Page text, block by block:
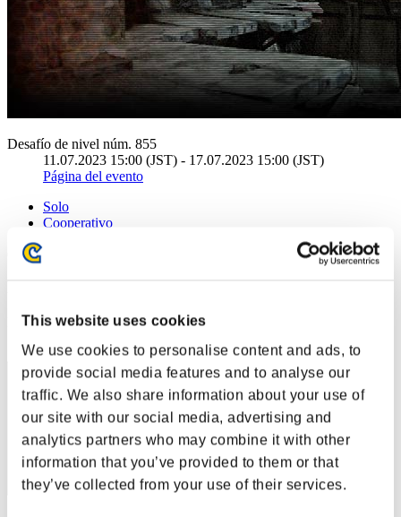
This website uses cookies
We use cookies to personalise content and ads, to
provide social media features and to analyse our
traffic. We also share information about your use of
our site with our social media, advertising and
analytics partners who may combine it with other
information that you’ve provided to them or that
they’ve collected from your use of their services.
Desafío de nivel núm. 855
11.07.2023 15:00 (JST) - 17.07.2023 15:00 (JST)
Página del evento
Solo
Cooperativo
(Los rankings se actualizan cada 6 horas.)
Posición